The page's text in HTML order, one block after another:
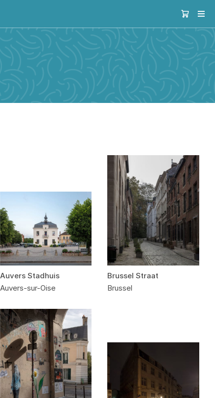
Auvers Stadhuis
Auvers-sur-Oise
Brussel Straat
Brussel